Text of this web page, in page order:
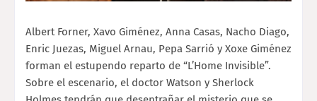
Albert Forner, Xavo Giménez, Anna Casas, Nacho Diago,
Enric Juezas, Miguel Arnau, Pepa Sarrió y Xoxe Giménez
forman el estupendo reparto de “L’Home Invisible”.
Sobre el escenario, el doctor Watson y Sherlock